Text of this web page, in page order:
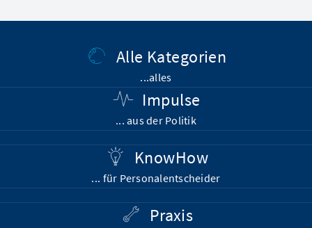
Alle Kategorien
...alles
Impulse
... aus der Politik
KnowHow
... für Personalentscheider
Praxis